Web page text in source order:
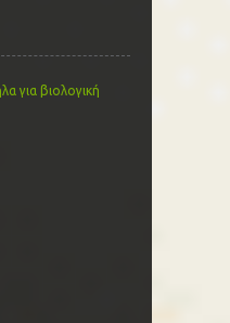
για βιολογική